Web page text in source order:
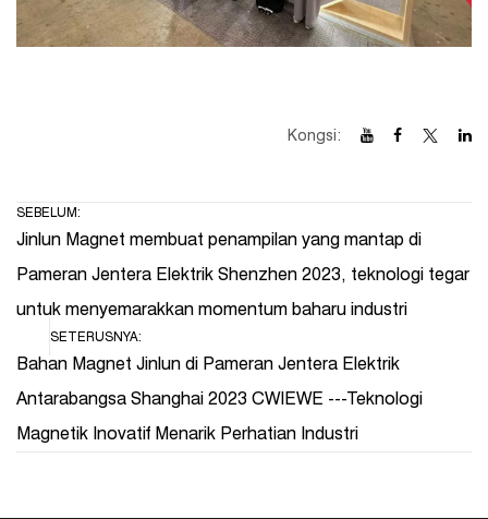
Kongsi:
SEBELUM:
Jinlun Magnet membuat penampilan yang mantap di
Pameran Jentera Elektrik Shenzhen 2023, teknologi tegar
untuk menyemarakkan momentum baharu industri
SETERUSNYA:
Bahan Magnet Jinlun di Pameran Jentera Elektrik
Antarabangsa Shanghai 2023 CWIEWE ---Teknologi
Magnetik Inovatif Menarik Perhatian Industri